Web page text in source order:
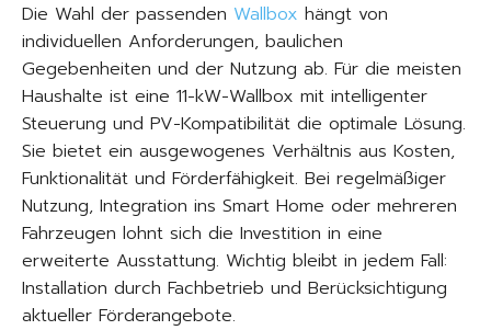
Die Wahl der passenden Wallbox hängt von
individuellen Anforderungen, baulichen
Gegebenheiten und der Nutzung ab. Für die meisten
Haushalte ist eine 11-kW-Wallbox mit intelligenter
Steuerung und PV-Kompatibilität die optimale Lösung.
Sie bietet ein ausgewogenes Verhältnis aus Kosten,
Funktionalität und Förderfähigkeit. Bei regelmäßiger
Nutzung, Integration ins Smart Home oder mehreren
Fahrzeugen lohnt sich die Investition in eine
erweiterte Ausstattung. Wichtig bleibt in jedem Fall:
Installation durch Fachbetrieb und Berücksichtigung
aktueller Förderangebote.